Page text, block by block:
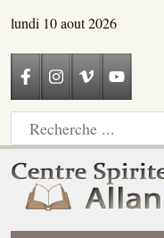
lundi 10 aout 2026